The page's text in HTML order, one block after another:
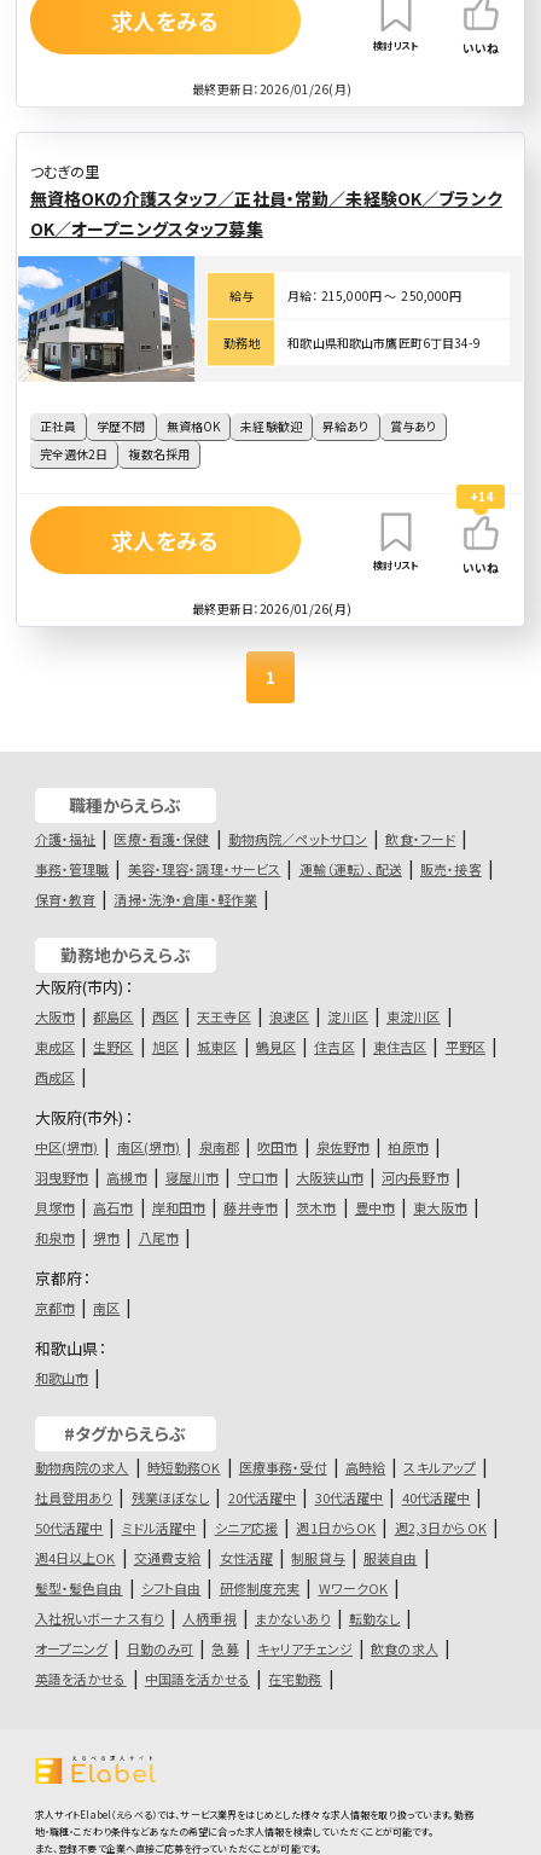
最終更新日：2026/01/26(月)
求人をみる
検討リスト いいね
つむぎの里
無資格OKの介護スタッフ／正社員・常勤／未経験OK／ブランク
OK／オープニングスタッフ募集
正社員 学歴不問 無資格OK 未経験歓迎 昇給あり
賞与あり
完全週休2日
複数名採用
給与 月給： 215,000円 〜 250,000円
勤務地 和歌山県和歌山市鷹匠町6丁目34-9
最終更新日：2026/01/26(月)
求人をみる
検討リスト
+14
いいね
1
職種からえらぶ
介護・福祉 医療・看護・保健 動物病院／ペットサロン
飲食・フード
事務・管理職
美容・理容・調理・サービス 運輸（運転）、配送
販売・接客
保育・教育
清掃・洗浄・倉庫・軽作業
勤務地からえらぶ
大阪府(市内)：
大阪市 都島区 西区 天王寺区 浪速区 淀川区
東淀川区
東成区
生野区 旭区 城東区 鶴見区 住吉区 東住吉区
平野区
西成区
大阪府(市外)：
中区(堺市) 南区(堺市) 泉南郡 吹田市 泉佐野市
柏原市
羽曳野市
高槻市 寝屋川市 守口市 大阪狭山市
河内長野市
貝塚市
高石市 岸和田市 藤井寺市 茨木市 豊中市
東大阪市
和泉市
堺市 八尾市
京都府：
京都市 南区
和歌山県：
和歌山市
#タグからえらぶ
動物病院の求人 時短勤務OK 医療事務・受付 高時給
スキルアップ
社員登用あり
残業ほぼなし 20代活躍中 30代活躍中
40代活躍中
50代活躍中
ミドル活躍中 シニア応援 週1日からOK
週2,3日からOK
週4日以上OK
交通費支給 女性活躍 制服貸与
服装自由
髪型・髪色自由
シフト自由 研修制度充実
WワークOK
入社祝いボーナス有り
人柄重視 まかないあり
転勤なし
オープニング
日勤のみ可 急募 キャリアチェンジ
飲食の求人
英語を活かせる
中国語を活かせる 在宅勤務
求人サイトElabel（えらべる）では、サービス業界をはじめとした様々な求人情報を取り扱っています。勤務
地・職種・こだわり条件などあなたの希望に合った求人情報を検索していただくことが可能です。
また、登録不要で企業へ直接ご応募を行っていただくことが可能です。